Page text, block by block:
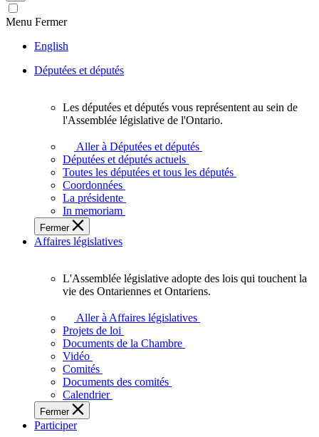
site
Menu Fermer
English
Députées et députés
députés
vous
représentent
sein
de
l'Assemblée
législative
l'Ontario.
Les députées et députés vous représentent au sein de
l'Assemblée législative de l'Ontario.
Aller à Députées et députés
Députées et députés actuels
Toutes les députées et tous les députés
Coordonnées
La présidente
In memoriam
Fermer
Affaires législatives
L'Assemblée
adopte
touchent
des
Ontariennes
et
L'Assemblée législative adopte des lois qui touchent la
vie des Ontariennes et Ontariens.
Aller à Affaires législatives
Projets de loi
Documents de la Chambre
Vidéo
Comités
Documents des comités
Calendrier
Fermer
Participer